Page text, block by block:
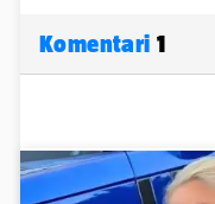
Komentari 1